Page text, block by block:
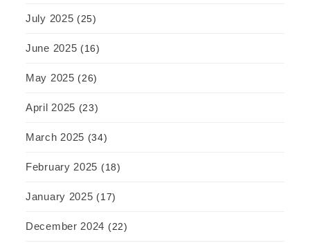
July 2025 (25)
June 2025 (16)
May 2025 (26)
April 2025 (23)
March 2025 (34)
February 2025 (18)
January 2025 (17)
December 2024 (22)